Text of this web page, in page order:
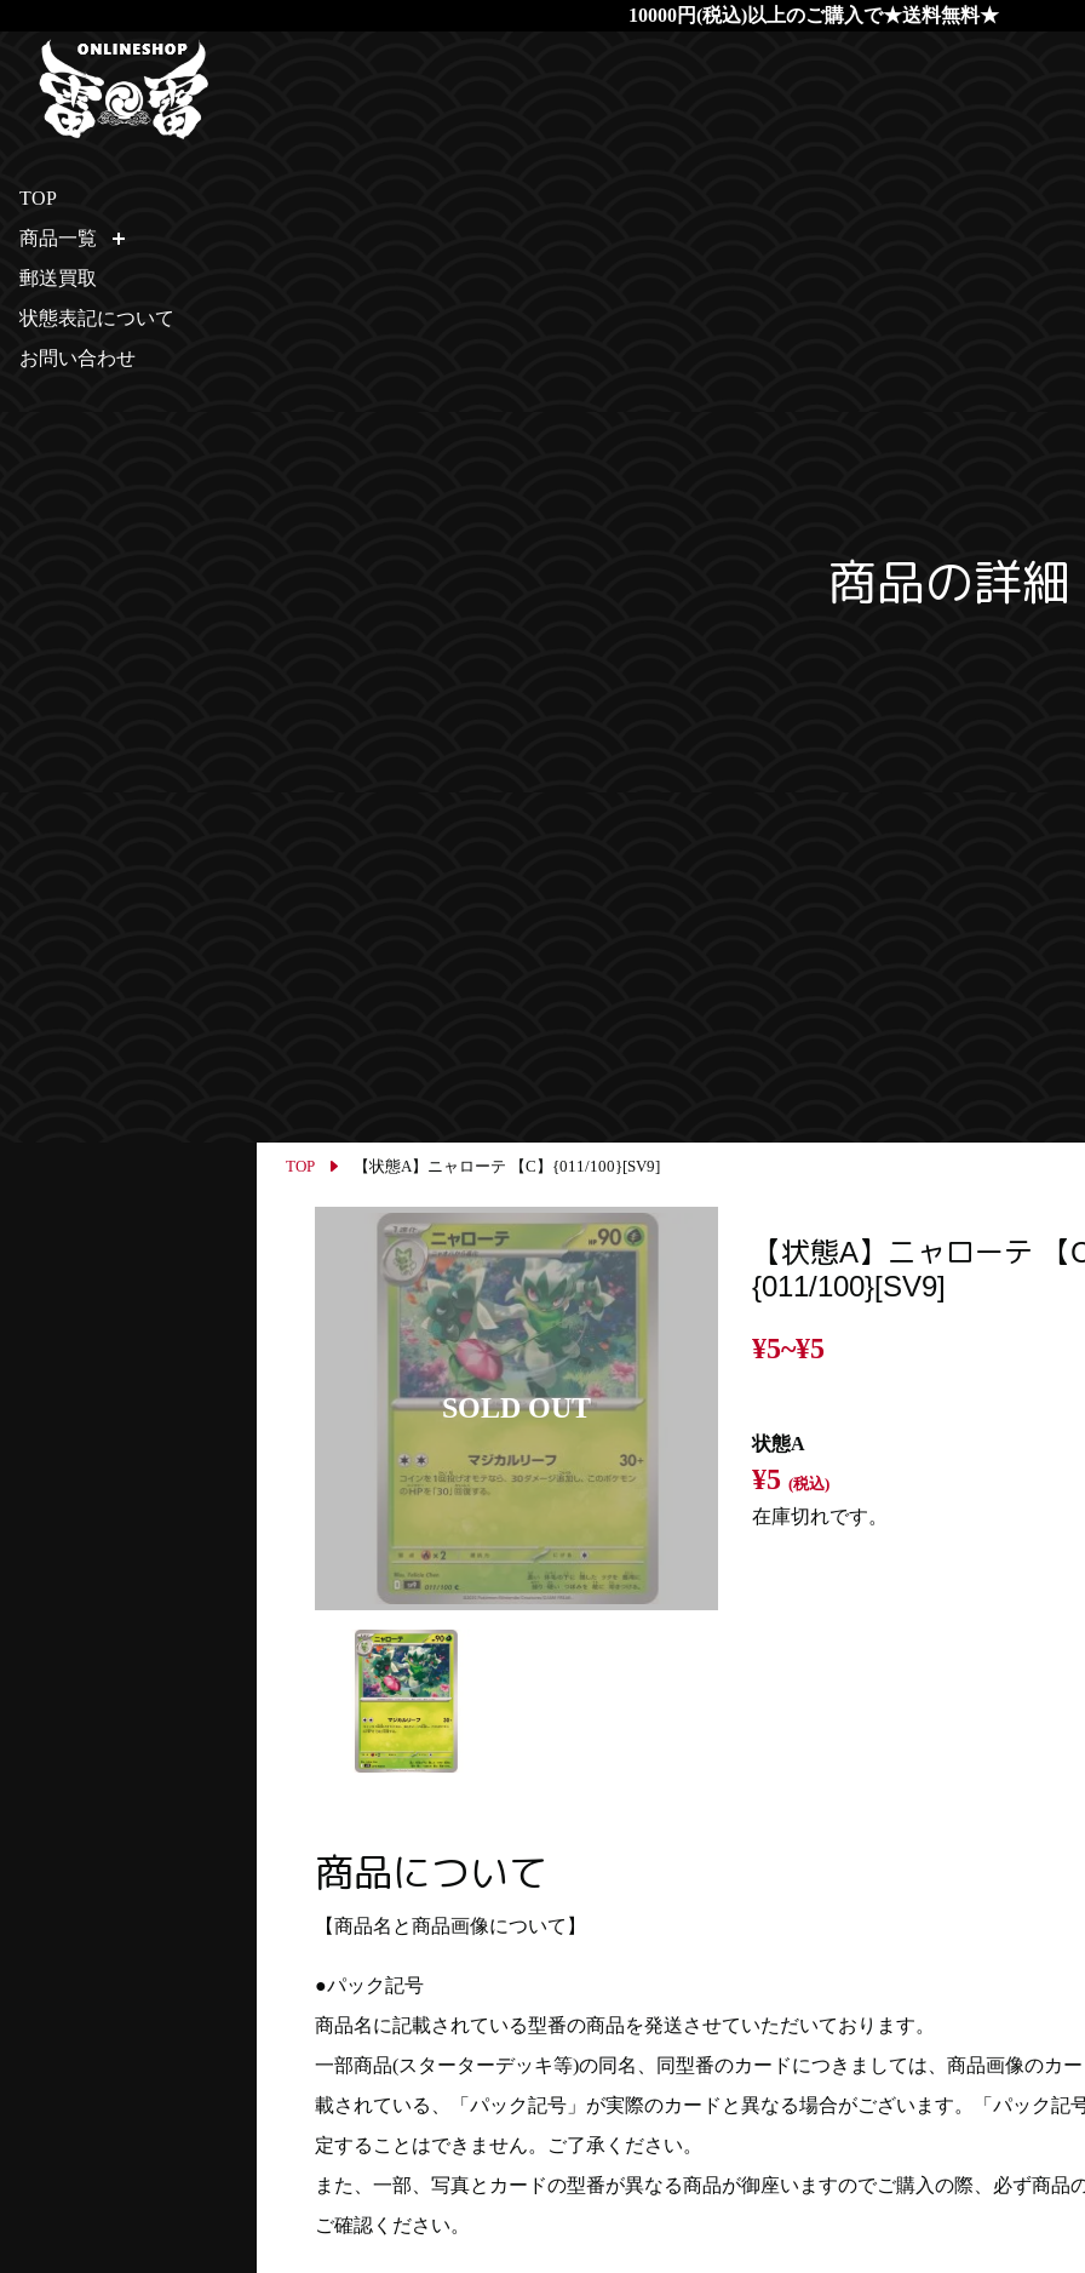
10000円(税込)以上のご購入で★送料無料★
商品の詳細
TOP 【状態A】ニャローテ 【C】{011/100}[SV9]
【状態A】ニャローテ 【C
{011/100}[SV9]
¥5~¥5
状態A
¥5(税込)
在庫切れです。
商品について
【商品名と商品画像について】
●パック記号
商品名に記載されている型番の商品を発送させていただいております。
一部商品(スターターデッキ等)の同名、同型番のカードにつきましては、商品画像のカ
載されている、「パック記号」が実際のカードと異なる場合がございます。「パック記
定することはできません。ご了承ください。
また、一部、写真とカードの型番が異なる商品が御座いますのでご購入の際、必ず商品
ご確認ください。
TOP
商品一覧
郵送買取
状態表記について
お問い合わせ